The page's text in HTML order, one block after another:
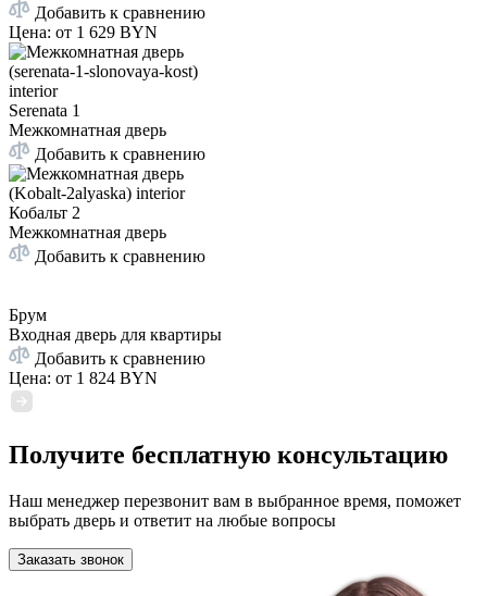
Добавить к сравнению
Цена: от 1 629 BYN
Serenata 1
Межкомнатная дверь
Добавить к сравнению
Кобальт 2
Межкомнатная дверь
Добавить к сравнению
Брум
Входная дверь для квартиры
Добавить к сравнению
Цена: от 1 824 BYN
Получите бесплатную консультацию
Наш менеджер перезвонит вам в выбранное время, поможет
выбрать дверь и ответит на любые вопросы
Заказать звонок